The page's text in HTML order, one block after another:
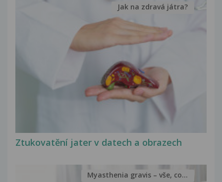
Ztukovatění jater v datech a obrazech
Jak na zdravá játra?
Myasthenia gravis – vše, co...